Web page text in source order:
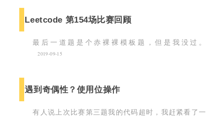
Leetcode 第154场比赛回顾
最后一道题是个赤裸裸模板题，但是我没过。
2019-09-15
遇到奇偶性？使用位操作
有人说上次比赛第三题我的代码超时，我赶紧看了一